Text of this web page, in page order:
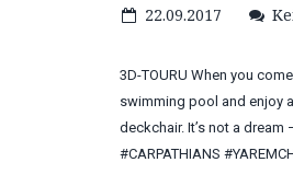
22.09.2017
3D-TOURU When you
swimming pool and enjoy
deckchair. It’s not a dream
#CARPATHIANS